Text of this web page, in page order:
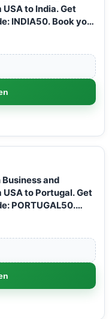
to India. Get
INDIA50. Book your
and
to Portugal. Get
PORTUGAL50.